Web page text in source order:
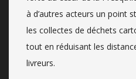
à d’autres acteurs un point
les collectes de déchets
tout en réduisant les
livreurs.